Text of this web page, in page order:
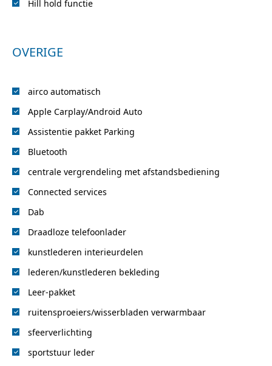
Hill hold functie
OVERIGE
airco automatisch
Apple Carplay/Android Auto
Assistentie pakket Parking
Bluetooth
centrale vergrendeling met afstandsbediening
Connected services
Dab
Draadloze telefoonlader
kunstlederen interieurdelen
lederen/kunstlederen bekleding
Leer-pakket
ruitensproeiers/wisserbladen verwarmbaar
sfeerverlichting
sportstuur leder